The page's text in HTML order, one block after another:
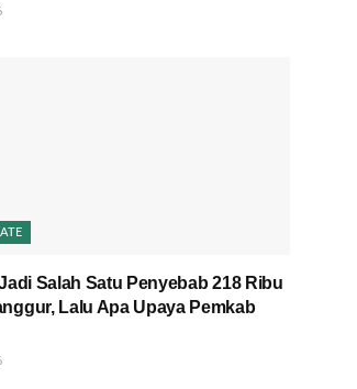
Salah Satu Penyebab 218 Ribu
Lalu Apa Upaya Pemkab